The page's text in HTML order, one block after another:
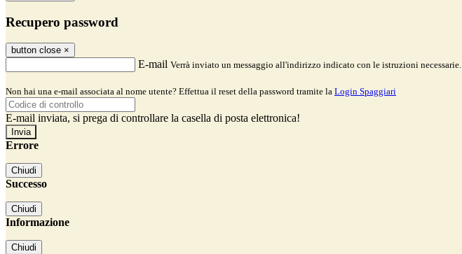
Recupero password
button close ×
E-mail Verrà inviato un messaggio all'indirizzo indicato con le istruzioni necessarie.
Non hai una e-mail associata al nome utente? Effettua il reset della password tramite la Login Spaggiari
E-mail inviata, si prega di controllare la casella di posta elettronica!
Errore
Chiudi
Successo
Chiudi
Informazione
Chiudi